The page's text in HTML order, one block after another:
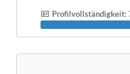
Profilvollständigkeit: